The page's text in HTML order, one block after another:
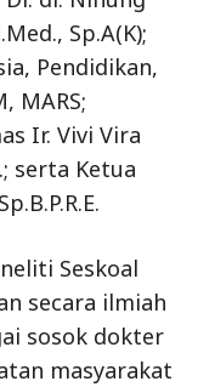
Sp.A(K);
Pendidikan,
MARS;
Ir. Vivi Vira
serta Ketua
Seskoal
secara ilmiah
sosok dokter
masyarakat